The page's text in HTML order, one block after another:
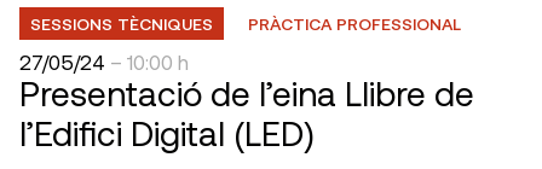
SESSIONS TÈCNIQUES PRÀCTICA PROFESSIONAL
27/05/24 – 10:00 h
Presentació de l’eina Llibre de
l’Edifici Digital (LED)